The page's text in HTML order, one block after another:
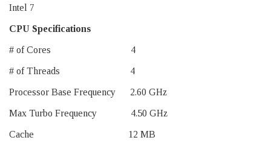
Intel 7
CPU Specifications
# of Cores 4
# of Threads 4
Processor Base Frequency 2.60 GHz
Max Turbo Frequency 4.50 GHz
Cache 12 MB